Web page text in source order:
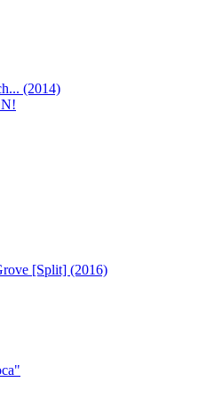
(2014)
[Split] (2016)